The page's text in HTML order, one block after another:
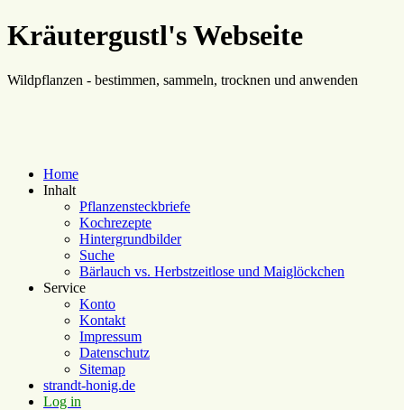
Kräutergustl's Webseite
Wildpflanzen - bestimmen, sammeln, trocknen und anwenden
Home
Inhalt
Pflanzensteckbriefe
Kochrezepte
Hintergrundbilder
Suche
Bärlauch vs. Herbstzeitlose und Maiglöckchen
Service
Konto
Kontakt
Impressum
Datenschutz
Sitemap
strandt-honig.de
Log in